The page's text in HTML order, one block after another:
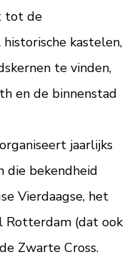
tot de
kastelen,
te vinden,
en de binnenstad
jaarlijks
die bekendheid
Vierdaagse, het
Rotterdam (dat ook
Zwarte Cross.